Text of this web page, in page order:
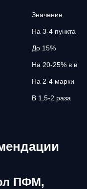
Значение
На 3-4 пункта ОК
До 15%
На 20-25% в
На 2-4 марки
В 1,5-2 раза
ПФМ,